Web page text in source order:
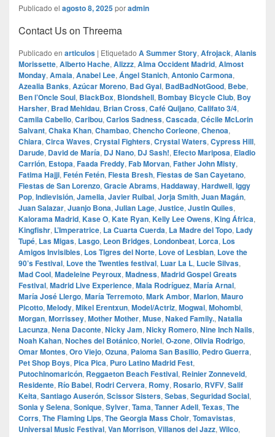
Publicado el agosto 8, 2025poradmin
Contact Us on Threema
Publicado en articulos | Etiquetado A Summer Story, Afrojack, Alanis
Morissette, Alberto Hache, Alizzz, Alma Occident Madrid, Almost
Monday, Amaia, Anabel Lee, Ángel Stanich, Antonio Carmona,
Azealia Banks, Azúcar Moreno, Bad Gyal, BadBadNotGood, Bebe,
Ben l’Oncle Soul, BlackBox, Blondshell, Bombay Bicycle Club, Boy
Harsher, Brad Mehldau, Brian Cross, Café Quijano, Califato 3/4,
Camila Cabello, Caribou, Carlos Sadness, Cascada, Cécile McLorin
Salvant, Chaka Khan, Chambao, Chencho Corleone, Chenoa,
Chiara, Circa Waves, Crystal Fighters, Crystal Waters, Cypress Hill,
Darude, David de María, DJ Nano, DJ Sash!, Efecto Mariposa, Eladio
Carrión, Estopa, Faada Freddy, Fab Morvan, Father John Misty,
Fatima Hajji, Fetén Fetén, Fiesta Bresh, Fiestas de San Cayetano,
Fiestas de San Lorenzo, Gracie Abrams, Haddaway, Hardwell, Iggy
Pop, Indievisión, Jamelia, Javier Ruibal, Jorja Smith, Juan Magán,
Juan Salazar, Juanjo Bona, Julian Lage, Justice, Justin Quiles,
Kalorama Madrid, Kase O, Kate Ryan, Kelly Lee Owens, King África,
Kingfishr, L’Imperatrice, La Cuarta Cuerda, La Madre del Topo, Lady
Tupé, Las Migas, Lasgo, Leon Bridges, Londonbeat, Lorca, Los
Amigos Invisibles, Los Tigres del Norte, Love of Lesbian, Love the
90’s Festival, Love the Twenties festival, Luar La L, Lucie Silvas,
Mad Cool, Madeleine Peyroux, Madness, Madrid Gospel Greats
Festival, Madrid Live Experience, Mala Rodríguez, María Arnal,
María José Llergo, María Terremoto, Mark Ambor, Marlon, Mauro
Picotto, Melody, Mikel Erentxun, Model/Actriz, Mogwai, Mohombi,
Morgan, Morrissey, Mother Mother, Muse, Naked Family., Natalia
Lacunza, Nena Daconte, Nicky Jam, Nicky Romero, Nine Inch Nails,
Noah Kahan, Noches del Botánico, Noriel, O‑zone, Olivia Rodrigo,
Omar Montes, Oro Viejo, Ozuna, Paloma San Basilio, Pedro Guerra,
Pet Shop Boys, Pica Pica, Puro Latino Madrid Fest,
Putochinomaricón, Reggaeton Beach Festival, Reinier Zonneveld,
Residente, Río Babel, Rodri Cervera, Romy, Rosario, RVFV, Salif
Keita, Santiago Auserón, Scissor Sisters, Sebas, Seguridad Social,
Sonia y Selena, Sonique, Sylver, Tama, Tanner Adell, Texas, The
Corrs, The Flaming Lips, The Georgia Mass Choir, Tomavistas,
Universal Music Festival, Van Morrison, Villanos del Jazz, Wilco,